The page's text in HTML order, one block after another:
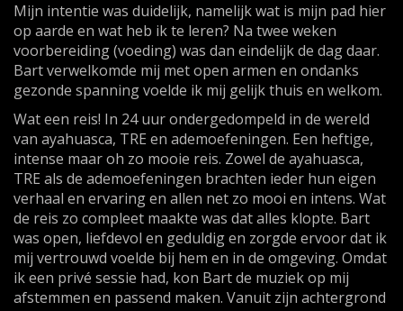
Mijn intentie was duidelijk, namelijk wat is mijn pad hier
op aarde en wat heb ik te leren? Na twee weken
voorbereiding (voeding) was dan eindelijk de dag daar.
Bart verwelkomde mij met open armen en ondanks
gezonde spanning voelde ik mij gelijk thuis en welkom.
Wat een reis! In 24 uur ondergedompeld in de wereld
van ayahuasca, TRE en ademoefeningen. Een heftige,
intense maar oh zo mooie reis. Zowel de ayahuasca,
TRE als de ademoefeningen brachten ieder hun eigen
verhaal en ervaring en allen net zo mooi en intens. Wat
de reis zo compleet maakte was dat alles klopte. Bart
was open, liefdevol en geduldig en zorgde ervoor dat ik
mij vertrouwd voelde bij hem en in de omgeving. Omdat
ik een privé sessie had, kon Bart de muziek op mij
afstemmen en passend maken. Vanuit zijn achtergrond